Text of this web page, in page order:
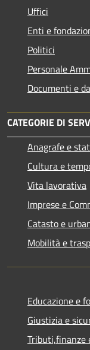
Uffici
Enti e
Politici
Personale
Documenti e
CATEGORIE DI
Anagrafe e
Cultura e
Vita lavorativa
Imprese e
Catasto e
Mobilità e
Educazione e
Giustizia e
Tributi,finanze